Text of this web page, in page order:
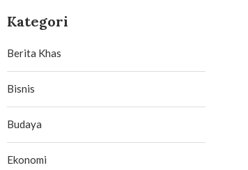
Kategori
Berita Khas
Bisnis
Budaya
Ekonomi